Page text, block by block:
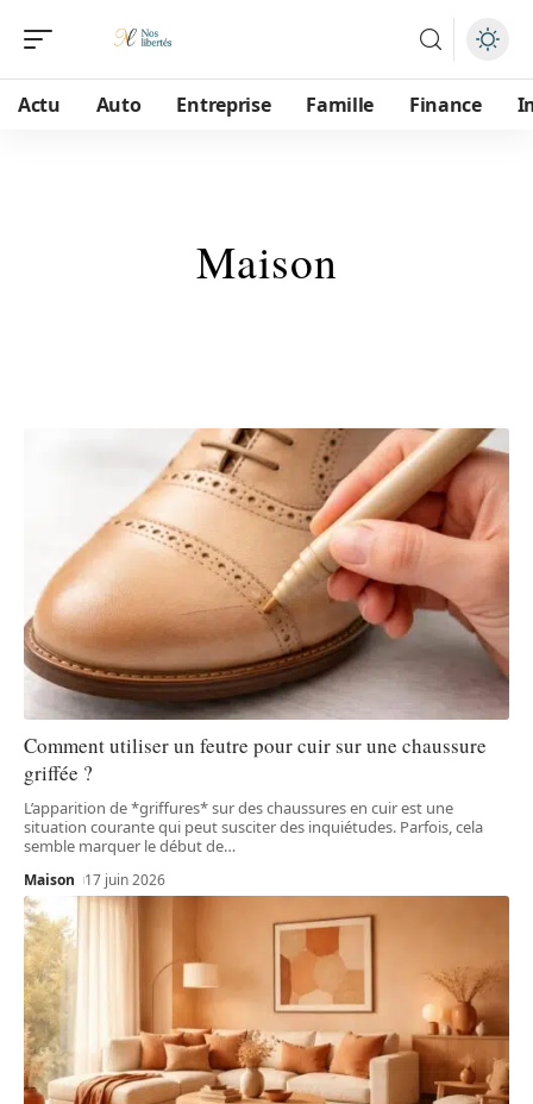
Actu Auto Entreprise Famille Finance
Maison
Comment utiliser un feutre pour cuir sur une chaussure
griffée ?
L’apparition de *griffures* sur des chaussures en cuir est une
situation courante qui peut susciter des inquiétudes. Parfois, cela
semble marquer le début de…
Maison 17 juin 2026